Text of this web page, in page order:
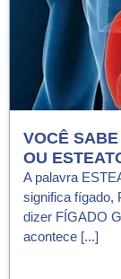
VOCÊ
OU
A palavra
significa fígado,
dizer FÍGADO
acontece [...]